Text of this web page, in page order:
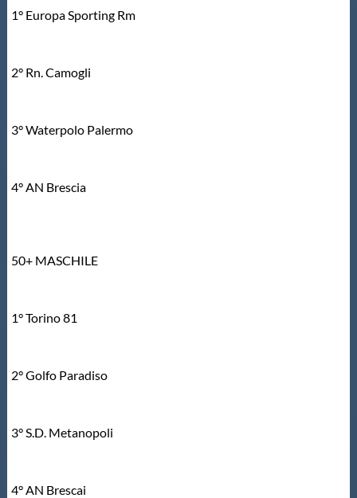
1° Europa Sporting Rm
2° Rn. Camogli
3° Waterpolo Palermo
4° AN Brescia
50+ MASCHILE
1° Torino 81
2° Golfo Paradiso
3° S.D. Metanopoli
4° AN Brescai